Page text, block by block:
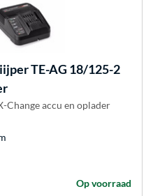
TE-AG 18/125-2
Change accu en oplader
Op voorraad